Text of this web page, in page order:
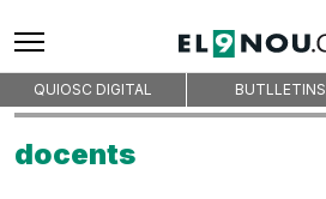
QUIOSC DIGITAL BUTLLETINS
docents